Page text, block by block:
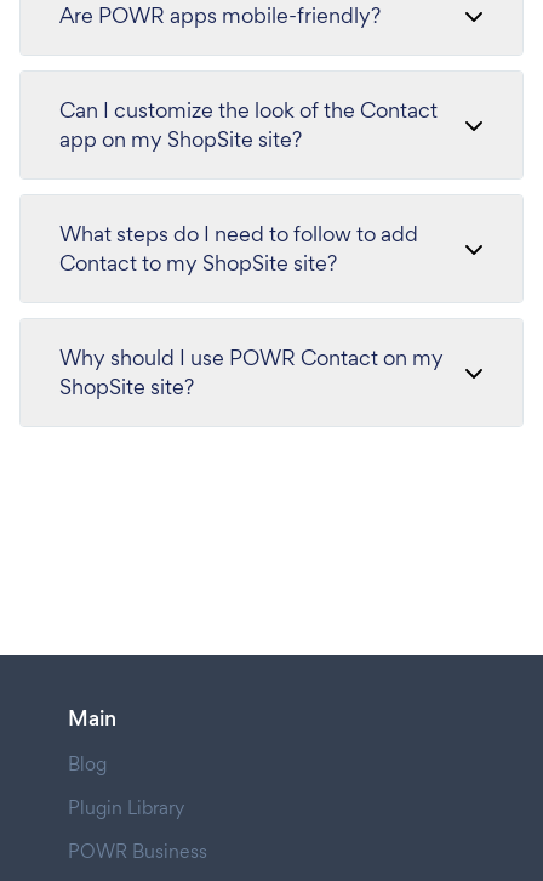
Are POWR apps mobile-friendly?
Can I customize the look of the Contact
app on my ShopSite site?
What steps do I need to follow to add
Contact to my ShopSite site?
Why should I use POWR Contact on my
ShopSite site?
Main
Blog
Plugin Library
POWR Business